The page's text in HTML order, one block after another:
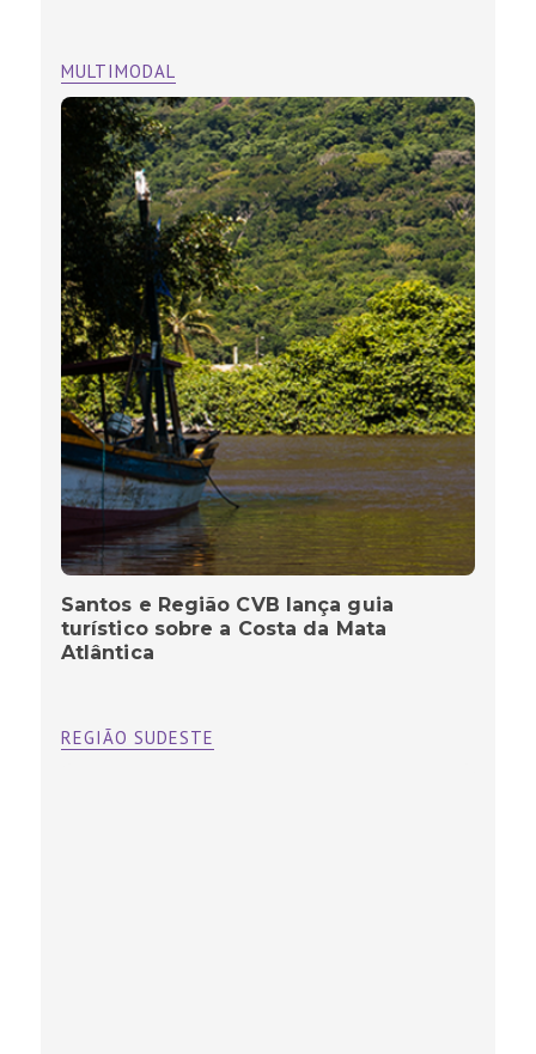
MULTIMODAL
Santos e Região CVB lança guia
turístico sobre a Costa da Mata
Atlântica
REGIÃO SUDESTE